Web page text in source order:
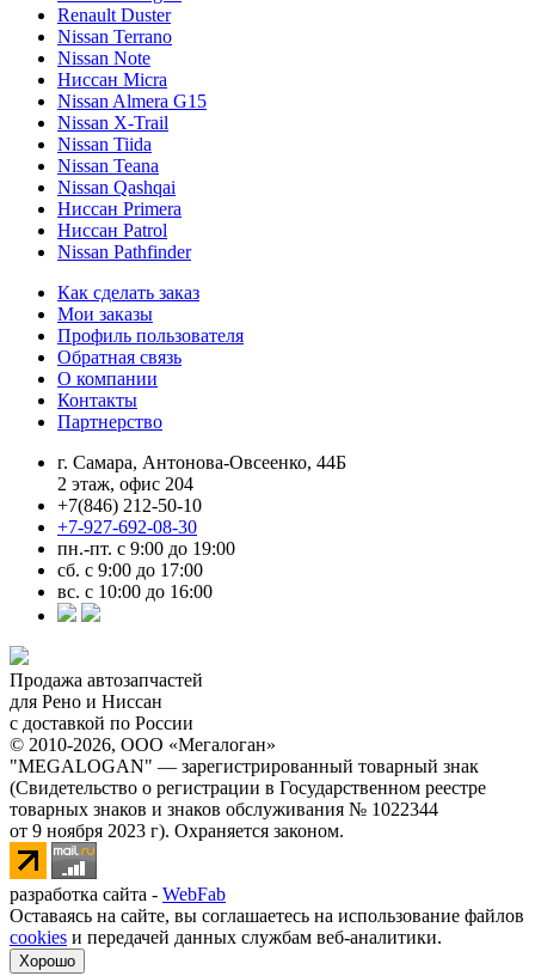
Renault Duster
Nissan Terrano
Nissan Note
Ниссан Micra
Nissan Almera G15
Nissan X-Trail
Nissan Tiida
Nissan Teana
Nissan Qashqai
Ниссан Primera
Ниссан Patrol
Nissan Pathfinder
Как сделать заказ
Мои заказы
Профиль пользователя
Обратная связь
О компании
Контакты
Партнерство
г. Самара, Антонова-Овсеенко, 44Б
2 этаж, офис 204
+7(846) 212-50-10
+7-927-692-08-30
пн.-пт. с 9:00 до 19:00
сб. с 9:00 до 17:00
вс. с 10:00 до 16:00
Продажа автозапчастей
для Рено и Ниссан
с доставкой по России
© 2010-2026, ООО «Мегалоган»
"MEGALOGAN" — зарегистрированный товарный знак
(Свидетельство о регистрации в Государственном реестре
товарных знаков и знаков обслуживания № 1022344
от 9 ноября 2023 г). Охраняется законом.
разработка сайта - WebFab
Оставаясь на сайте, вы соглашаетесь на использование файлов
cookies и передачей данных службам веб-аналитики.
Хорошо